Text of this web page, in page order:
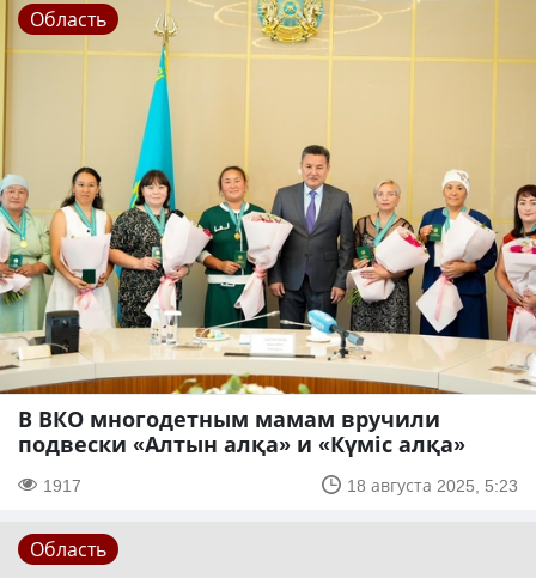
Область
В ВКО многодетным мамам вручили
подвески «Алтын алқа» и «Күміс алқа»
1917 18 августа 2025, 5:23
Область